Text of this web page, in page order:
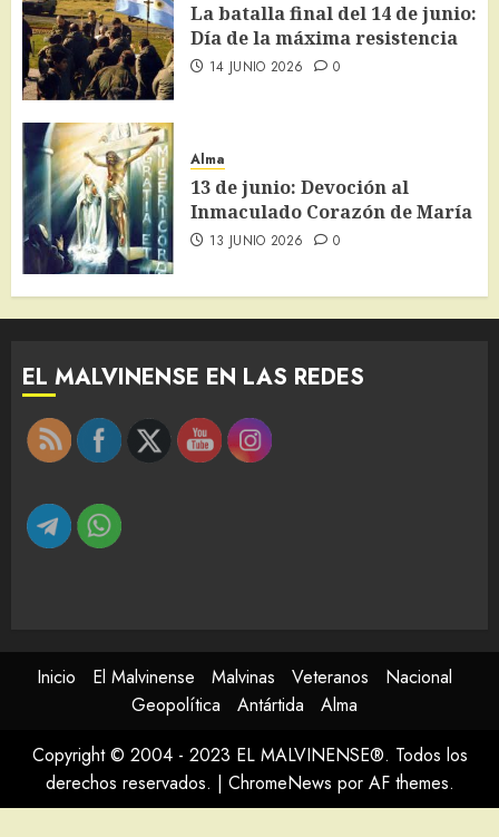
La batalla final del 14 de junio:
Día de la máxima resistencia
14 JUNIO 2026 0
Alma
13 de junio: Devoción al
Inmaculado Corazón de María
13 JUNIO 2026 0
EL MALVINENSE EN LAS REDES
Inicio El Malvinense Malvinas Veteranos
Nacional
Geopolítica
Antártida
Alma
Copyright © 2004 - 2023 EL MALVINENSE®. Todos los
derechos reservados. | ChromeNews por AF themes.